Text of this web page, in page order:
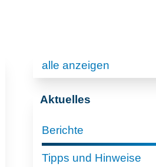
alle anzeigen
Aktuelles
Berichte
Tipps und Hinweise